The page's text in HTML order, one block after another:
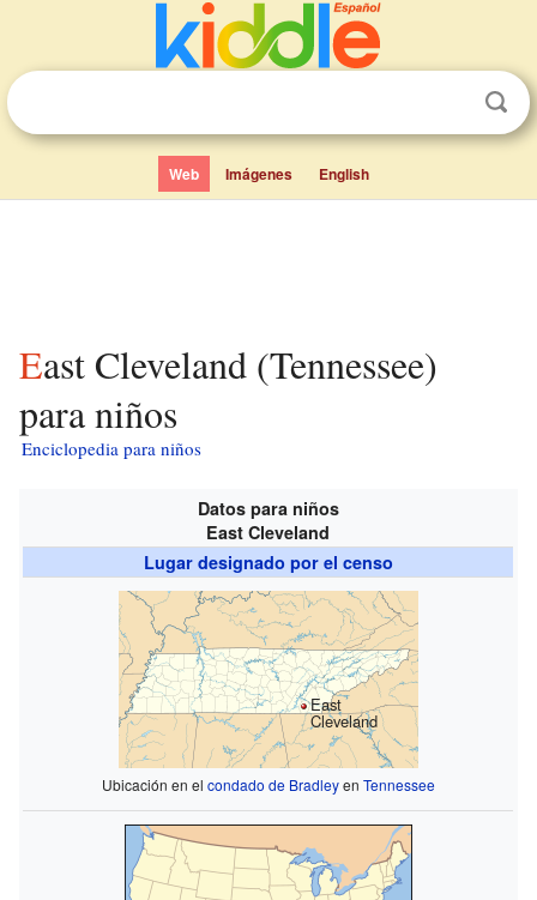
Web Imágenes English
East Cleveland (Tennessee)
para niños
Enciclopedia para niños
Datos para niños
East Cleveland
Lugar designado por el censo
East
Cleveland
Ubicación en el condado de Bradleyen Tennessee